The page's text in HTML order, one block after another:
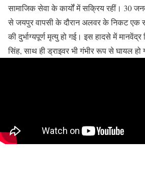
सामाजिक सेवा के कार्यों में सक्रिय रहीं। 30
से जयपुर वापसी के दौरान अलवर के निकट एक
की दुर्भाग्यपूर्ण मृत्यु हो गई। इस हादसे में
सिंह, साथ ही ड्राइवर भी गंभीर रूप से घायल हो